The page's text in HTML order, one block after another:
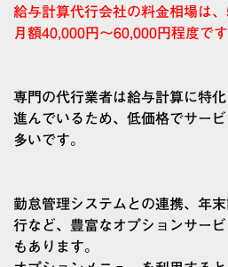
給与計算代行会社の料金相場は
月額40,000円〜60,000円程度です
専門の代行業者は給与計算に特
進んでいるため、低価格でサー
多いです。
勤怠管理システムとの連携、年
行など、豊富なオプションサー
もあります。